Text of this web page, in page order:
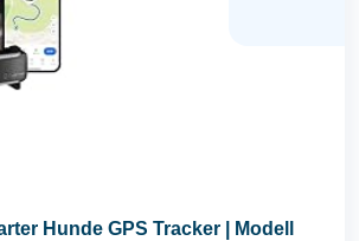
Hunde GPS Tracker | Modell